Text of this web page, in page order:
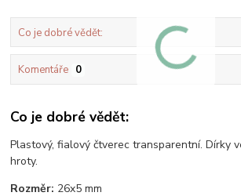
Co je dobré vědět:
Komentáře 0
Co je dobré vědět:
Plastový, fialový čtverec transparentní. Dírky
hroty.
Rozměr: 26x5 mm